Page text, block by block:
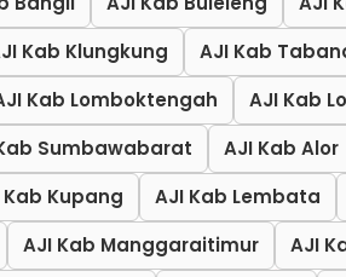
Kab Klungkung AJI Kab
Kab Lomboktengah AJI Kab
Sumbawabarat AJI Kab Alor
Kab Kupang AJI Kab Lembata
AJI Kab Manggaraitimur AJI